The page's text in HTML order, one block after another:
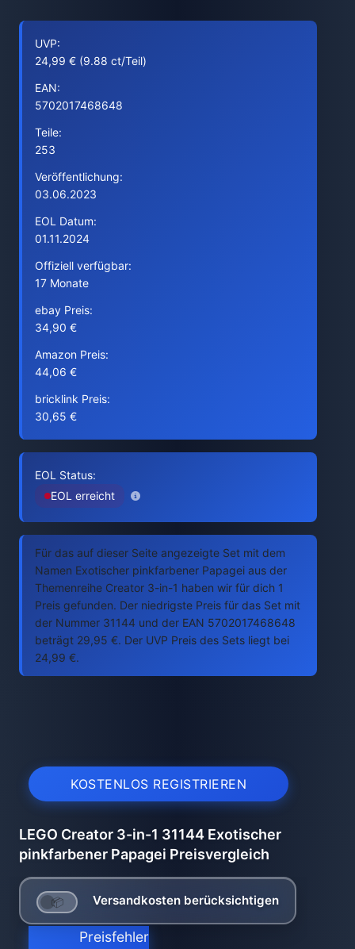
UVP:
24,99 € (9.88 ct/Teil)
EAN:
5702017468648
Teile:
253
Veröffentlichung:
03.06.2023
EOL Datum:
01.11.2024
Offiziell verfügbar:
17 Monate
ebay Preis:
34,90 €
Amazon Preis:
44,06 €
bricklink Preis:
30,65 €
EOL Status:
EOL erreicht
Für das auf dieser Seite angezeigte Set mit dem
Namen Exotischer pinkfarbener Papagei aus der
Themenreihe Creator 3-in-1 haben wir für dich 1
Preis gefunden. Der niedrigste Preis für das Set mit
der Nummer 31144 und der EAN 5702017468648
beträgt 29,95 €. Der UVP Preis des Sets liegt bei
24,99 €.
KOSTENLOS REGISTRIEREN
LEGO Creator 3-in-1 31144 Exotischer
pinkfarbener Papagei Preisvergleich
Versandkosten berücksichtigen
Preisfehler